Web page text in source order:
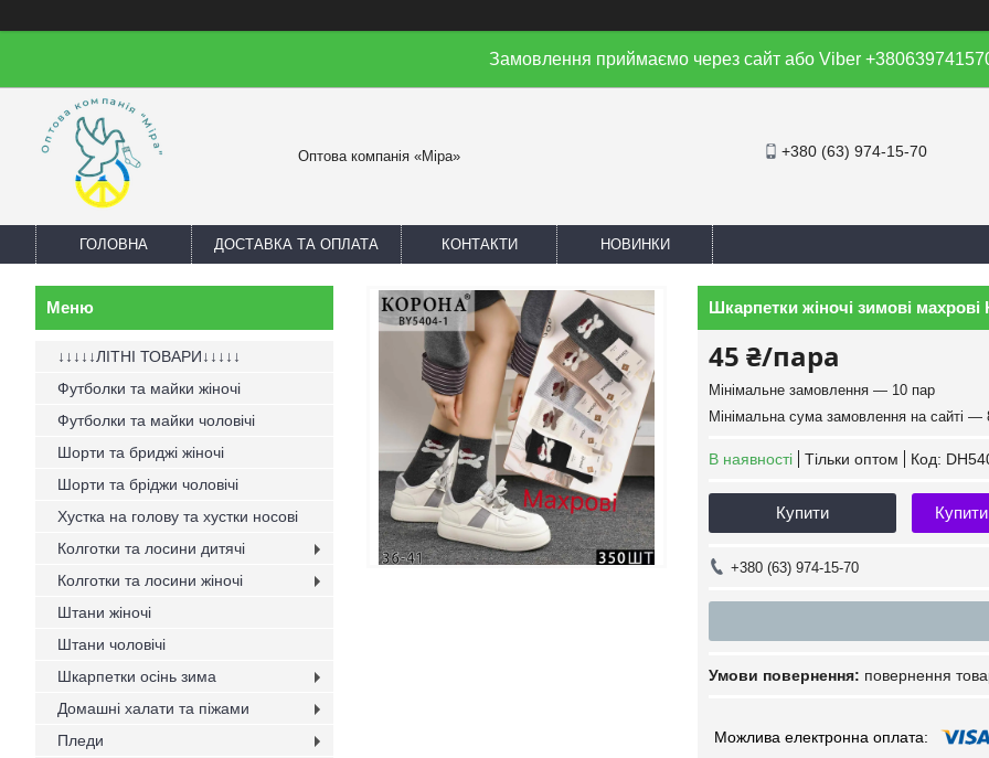
Замовлення приймаємо через сайт або Viber
Оптова компанія «Міра» +380 (63) 974-15-70
ГОЛОВНА ДОСТАВКА ТА ОПЛАТА КОНТАКТИ НОВИНКИ
Шкарпетки жіночі зимові махрові
45 ₴/пара
Мінімальне замовлення — 10 пар
Мінімальна сума замовлення на сайті —
В наявності Тільки оптом Код:
Купити
+380 (63) 974-15-70
повернення
↓↓↓↓↓ЛІТНІ ТОВАРИ↓↓↓↓↓
Футболки та майки жіночі
Футболки та майки чоловічі
Шорти та бриджі жіночі
Шорти та бріджи чоловічі
Хустка на голову та хустки носові
Колготки та лосини дитячі
Колготки та лосини жіночі
Штани жіночі
Штани чоловічі
Шкарпетки осінь зима
Домашні халати та піжами
Пледи